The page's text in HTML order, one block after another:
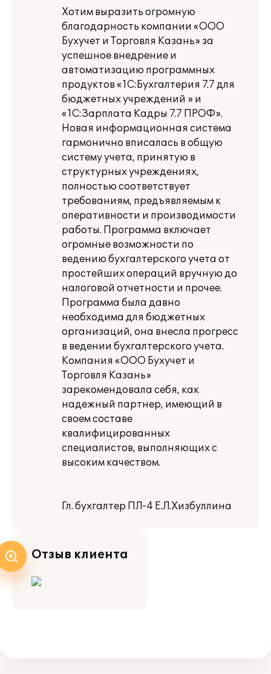
Хотим выразить огромную
благодарность компании «ООО
Бухучет и Торговля Казань» за
успешное внедрение и
автоматизацию программных
продуктов «1С:Бухгалтерия 7.7 для
бюджетных учреждений » и
«1С:Зарплата Кадры 7.7 ПРОФ».
Новая информационная система
гармонично вписалась в общую
систему учета, принятую в
структурных учреждениях,
полностью соответствует
требованиям, предъявляемым к
оперативности и производимости
работы. Программа включает
огромные возможности по
ведению бухгалтерского учета от
простейших операций вручную до
налоговой отчетности и прочее.
Программа была давно
необходима для бюджетных
организаций, она внесла прогресс
в ведении бухгалтерского учета.
Компания «ООО Бухучет и
Торговля Казань»
зарекомендовала себя, как
надежный партнер, имеющий в
своем составе
квалифицированных
специалистов, выполняющих с
высоким качеством.
Гл. бухгалтер ПЛ-4 Е.Л.Хизбуллина
Отзыв клиента